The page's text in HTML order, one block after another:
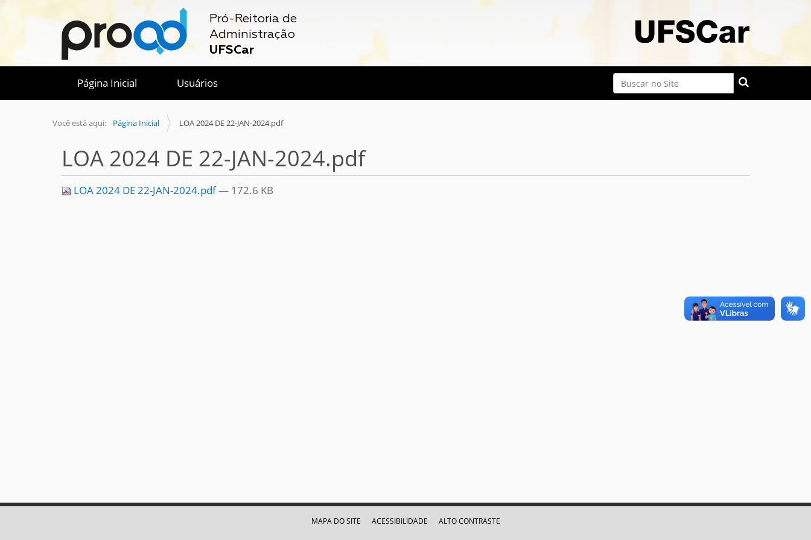
Pró-Reitoria de
Administração
UFSCar
Busca
Busca Avançada…
Página Inicial Usuários
Você está aqui: Página Inicial LOA 2024 DE 22-JAN-2024.pdf
LOA 2024 DE 22-JAN-2024.pdf
LOA 2024 DE 22-JAN-2024.pdf— 172.6 KB
MAPA DO SITE ACESSIBILIDADE ALTO CONTRASTE